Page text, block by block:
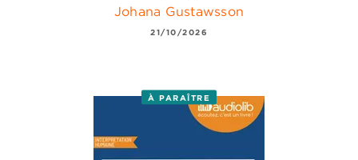
Johana Gustawsson
21/10/2026
À PARAÎTRE